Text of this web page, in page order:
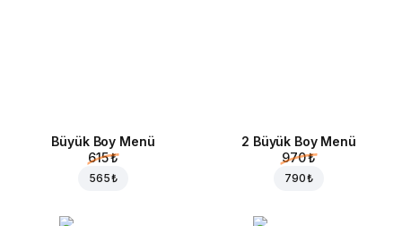
Büyük Boy Menü
615 ₺
565 ₺
2 Büyük Boy Menü
970 ₺
790 ₺